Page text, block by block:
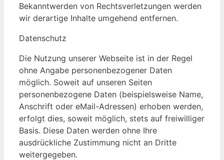
Bekanntwerden von Rechtsverletzungen werden
wir derartige Inhalte umgehend entfernen.
Datenschutz
Die Nutzung unserer Webseite ist in der Regel
ohne Angabe personenbezogener Daten
möglich. Soweit auf unseren Seiten
personenbezogene Daten (beispielsweise Name,
Anschrift oder eMail-Adressen) erhoben werden,
erfolgt dies, soweit möglich, stets auf freiwilliger
Basis. Diese Daten werden ohne Ihre
ausdrückliche Zustimmung nicht an Dritte
weitergegeben.